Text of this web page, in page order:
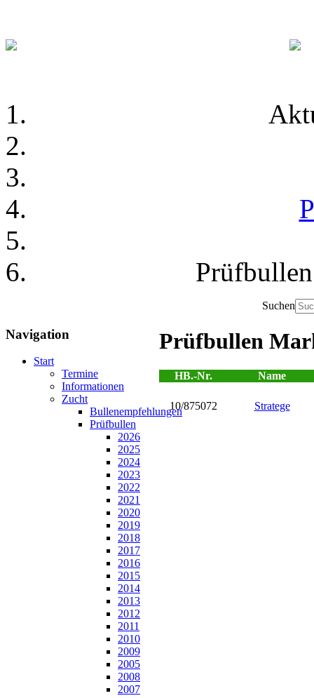
Suchen
Navigation
Start
Termine
Informationen
Zucht
Bullenempfehlungen
Prüfbullen
2026
2025
2024
2023
2022
2021
2020
2019
2018
2017
2016
2015
2014
2013
2012
2011
2010
2009
2005
2008
2007
Prüfbullen
HB.-Nr. Name
10/875072 Stratege